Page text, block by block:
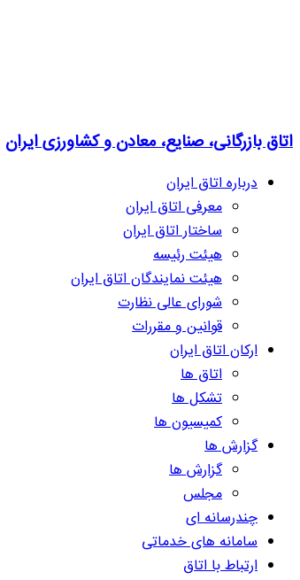
اتاق بازرگانی، صنایع، معادن و کشاورزی ایران
درباره اتاق ایران
معرفی اتاق ایران
ساختار اتاق ایران
هیئت رئیسه
هیئت نمایندگان اتاق ایران
شورای عالی نظارت
قوانین و مقررات
ارکان اتاق ایران
اتاق ها
تشکل ها
کمیسیون ها
گزارش ها
گزارش ها
مجلس
چندرسانه ای
سامانه های خدماتی
ارتباط با اتاق